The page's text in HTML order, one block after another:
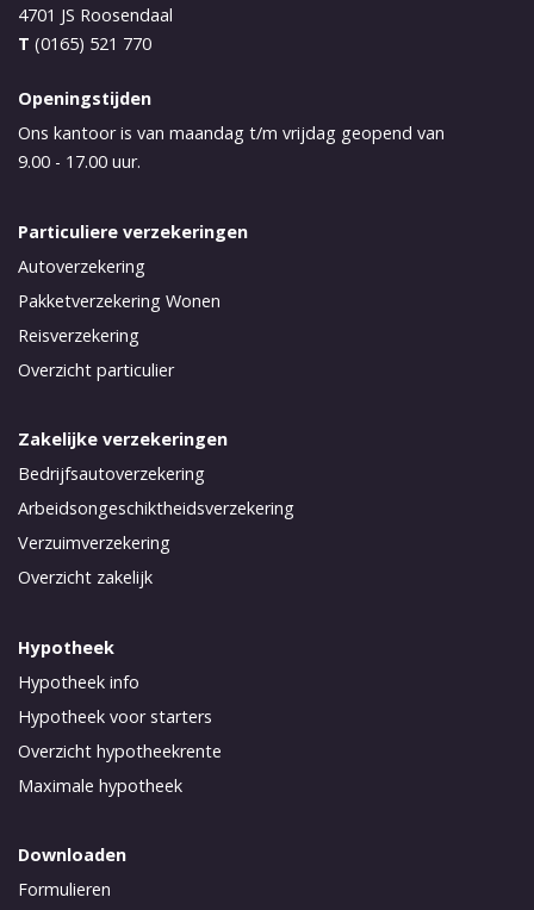
4701 JS Roosendaal
T (0165) 521 770
Openingstijden
Ons kantoor is van maandag t/m vrijdag geopend van
9.00 - 17.00 uur.
Particuliere verzekeringen
Autoverzekering
Pakketverzekering Wonen
Reisverzekering
Overzicht particulier
Zakelijke verzekeringen
Bedrijfsautoverzekering
Arbeidsongeschiktheidsverzekering
Verzuimverzekering
Overzicht zakelijk
Hypotheek
Hypotheek info
Hypotheek voor starters
Overzicht hypotheekrente
Maximale hypotheek
Downloaden
Formulieren